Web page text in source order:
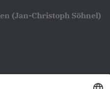
(Jan-Christoph Söhnel)